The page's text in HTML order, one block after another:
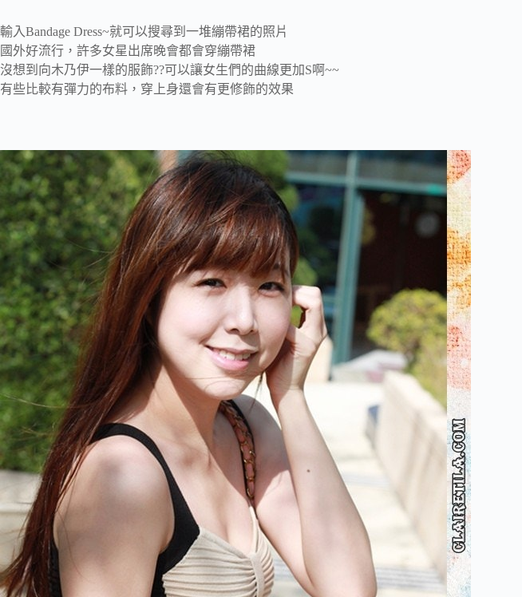
輸入Bandage Dress~就可以搜尋到一堆繃帶裙的照片
國外好流行，許多女星出席晚會都會穿繃帶裙
沒想到向木乃伊一樣的服飾??可以讓女生們的曲線更加S啊~~
有些比較有彈力的布料，穿上身還會有更修飾的效果